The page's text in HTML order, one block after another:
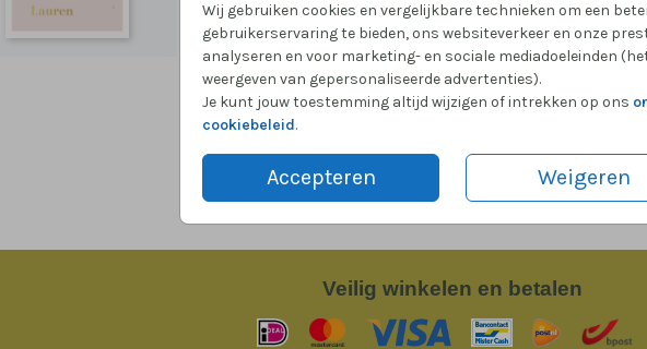
Wij gebruiken cookies en vergelijkbare technieken om een
gebruikerservaring te bieden, ons websiteverkeer en onze
analyseren en voor marketing- en sociale mediadoeleinden
weergeven van gepersonaliseerde advertenties).
Je kunt jouw toestemming altijd wijzigen of intrekken op ons
cookiebeleid.
Accepteren Weigeren
Veilig winkelen en betalen